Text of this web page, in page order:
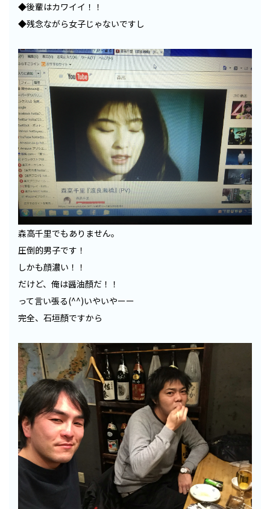
◆後輩はカワイイ！！
◆残念ながら女子じゃないですし
森高千里でもありません。
圧倒的男子です！
しかも顔濃い！！
だけど、俺は醤油顏だ！！
って言い張る(^^)いやいやーー
完全、石垣顏ですから